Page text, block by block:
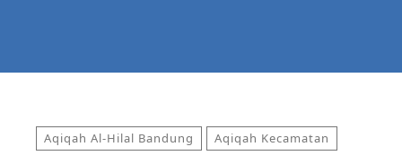
Aqiqah Al-Hilal Bandung Aqiqah Kecamatan